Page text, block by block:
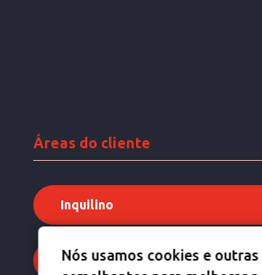
Áreas do cliente
Inquilino
Proprietário
Nós usamos cookies e